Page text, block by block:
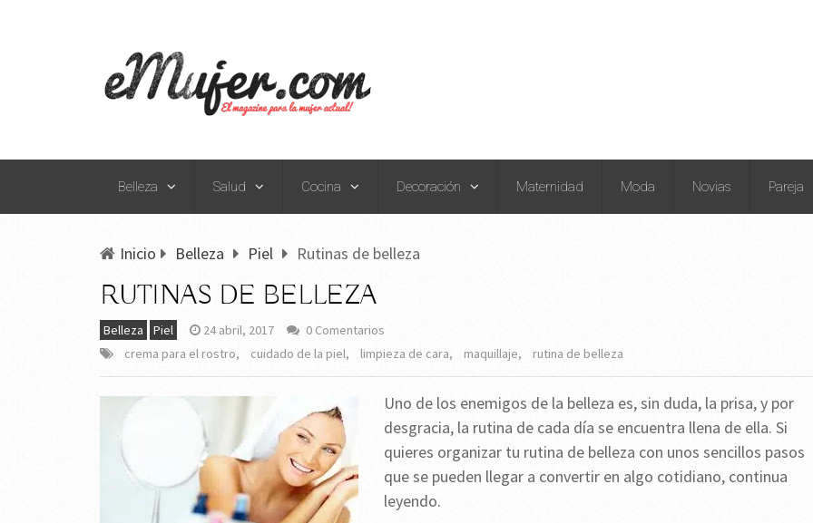
Belleza Salud Cocina Decoración Maternidad Moda Novias Pareja
Inicio Belleza Piel Rutinas de belleza
RUTINAS DE BELLEZA
Belleza Piel 24 abril, 2017
0 Comentarios
crema para el rostro, cuidado de la piel, limpieza de cara, maquillaje, rutina de belleza
Uno de los enemigos de la belleza es, sin duda, la prisa, y por
desgracia, la rutina de cada día se encuentra llena de ella. Si
quieres organizar tu rutina de belleza con unos sencillos pasos
que se pueden llegar a convertir en algo cotidiano, continua
leyendo.